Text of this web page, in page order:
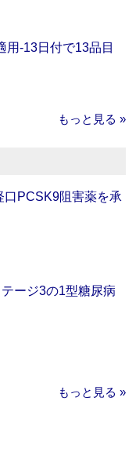
用‐13日付で13品目
もっと見る »
PCSK9阻害薬を承
ージ3の1型糖尿病
もっと見る »